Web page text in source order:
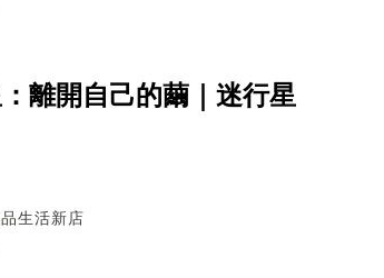
離開自己的繭｜迷行星
生活新店